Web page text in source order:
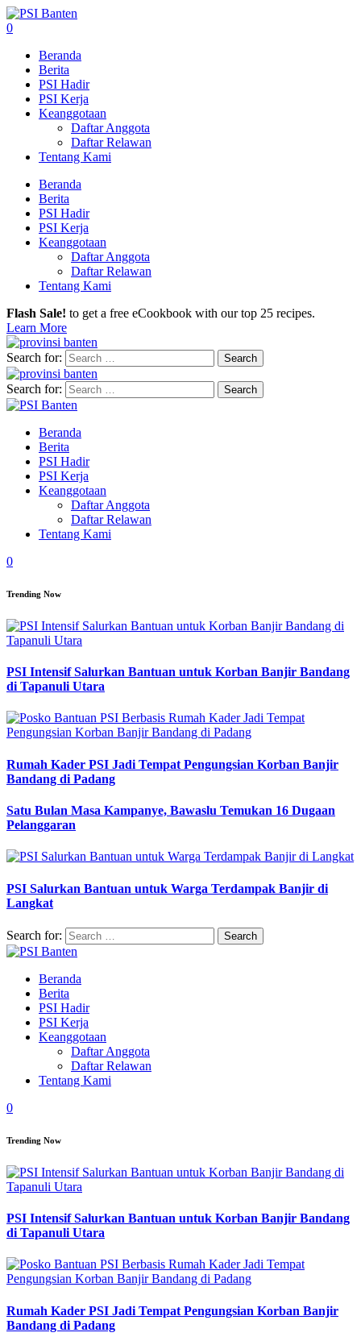
0
Beranda
Berita
PSI Hadir
PSI Kerja
Keanggotaan
Daftar Anggota
Daftar Relawan
Tentang Kami
Beranda
Berita
PSI Hadir
PSI Kerja
Keanggotaan
Daftar Anggota
Daftar Relawan
Tentang Kami
Flash Sale! to get a free eCookbook with our top 25 recipes.
Learn More
Search for:
Search for:
Beranda
Berita
PSI Hadir
PSI Kerja
Keanggotaan
Daftar Anggota
Daftar Relawan
Tentang Kami
0
Trending Now
PSI Intensif Salurkan Bantuan untuk Korban Banjir Bandang
di Tapanuli Utara
Rumah Kader PSI Jadi Tempat Pengungsian Korban Banjir
Bandang di Padang
Satu Bulan Masa Kampanye, Bawaslu Temukan 16 Dugaan
Pelanggaran
PSI Salurkan Bantuan untuk Warga Terdampak Banjir di
Langkat
Search for:
Beranda
Berita
PSI Hadir
PSI Kerja
Keanggotaan
Daftar Anggota
Daftar Relawan
Tentang Kami
0
Trending Now
PSI Intensif Salurkan Bantuan untuk Korban Banjir Bandang
di Tapanuli Utara
Rumah Kader PSI Jadi Tempat Pengungsian Korban Banjir
Bandang di Padang